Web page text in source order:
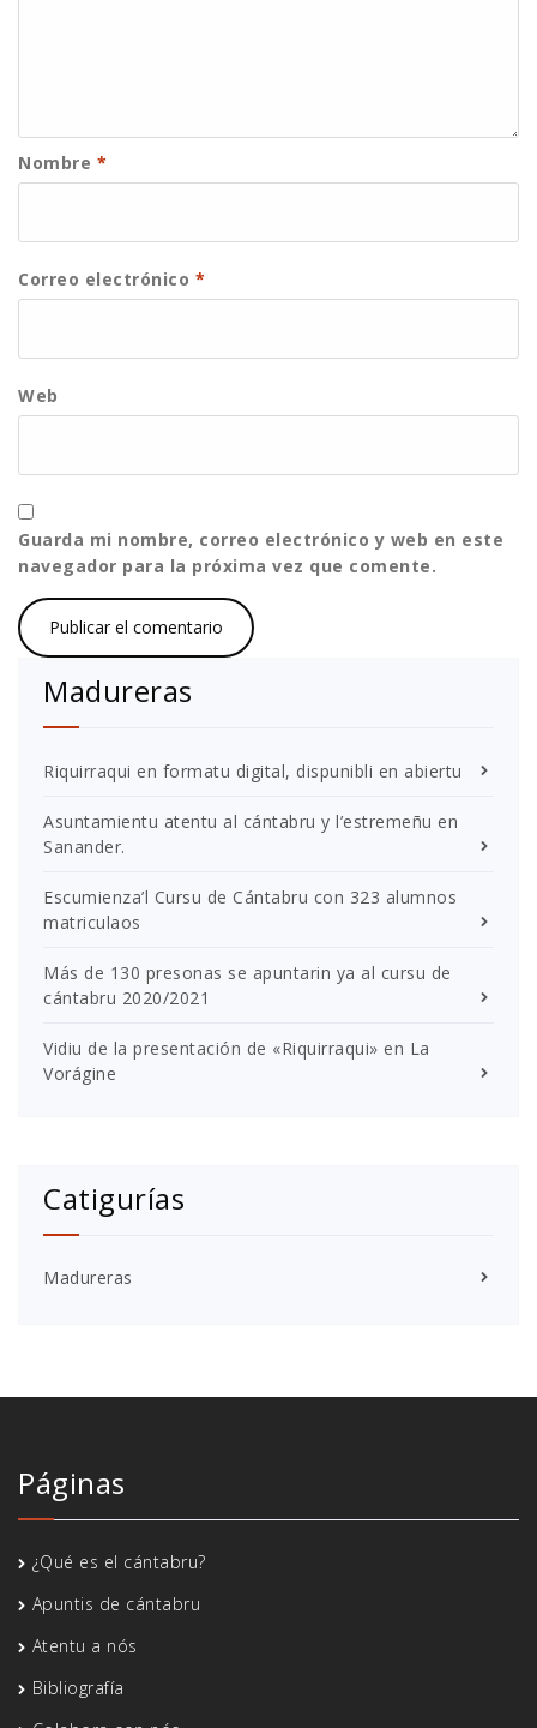
Nombre *
Correo electrónico *
Web
Guarda mi nombre, correo electrónico y web en este
navegador para la próxima vez que comente.
Madureras
Riquirraqui en formatu digital, dispunibli en abiertu
Asuntamientu atentu al cántabru y l’estremeñu en
Sanander.
Escumienza’l Cursu de Cántabru con 323 alumnos
matriculaos
Más de 130 presonas se apuntarin ya al cursu de
cántabru 2020/2021
Vidiu de la presentación de «Riquirraqui» en La
Vorágine
Catigurías
Madureras
Páginas
¿Qué es el cántabru?
Apuntis de cántabru
Atentu a nós
Bibliografía